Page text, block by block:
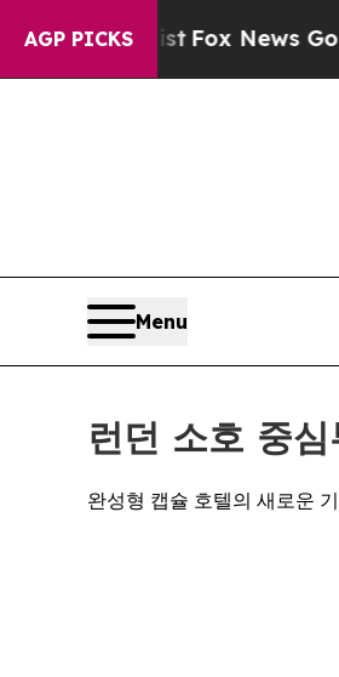
AGP PICKS
News Goes Quiet as
Menu
런던 소호 중
완성형 캡슐 호텔의 새로운